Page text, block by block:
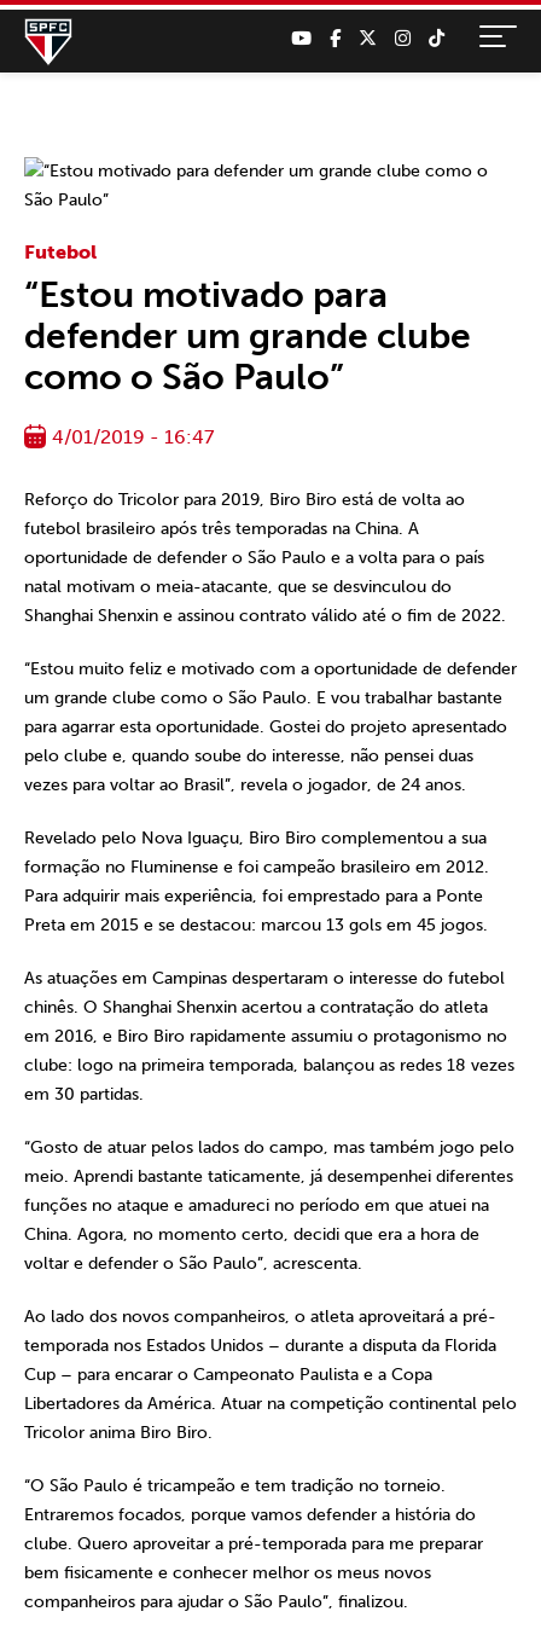
Futebol
“Estou motivado para
defender um grande clube
como o São Paulo”
4/01/2019 - 16:47
Reforço do Tricolor para 2019, Biro Biro está de volta ao
futebol brasileiro após três temporadas na China. A
oportunidade de defender o São Paulo e a volta para o país
natal motivam o meia-atacante, que se desvinculou do
Shanghai Shenxin e assinou contrato válido até o fim de 2022.
“Estou muito feliz e motivado com a oportunidade de defender
um grande clube como o São Paulo. E vou trabalhar bastante
para agarrar esta oportunidade. Gostei do projeto apresentado
pelo clube e, quando soube do interesse, não pensei duas
vezes para voltar ao Brasil”, revela o jogador, de 24 anos.
Revelado pelo Nova Iguaçu, Biro Biro complementou a sua
formação no Fluminense e foi campeão brasileiro em 2012.
Para adquirir mais experiência, foi emprestado para a Ponte
Preta em 2015 e se destacou: marcou 13 gols em 45 jogos.
As atuações em Campinas despertaram o interesse do futebol
chinês. O Shanghai Shenxin acertou a contratação do atleta
em 2016, e Biro Biro rapidamente assumiu o protagonismo no
clube: logo na primeira temporada, balançou as redes 18 vezes
em 30 partidas.
“Gosto de atuar pelos lados do campo, mas também jogo pelo
meio. Aprendi bastante taticamente, já desempenhei diferentes
funções no ataque e amadureci no período em que atuei na
China. Agora, no momento certo, decidi que era a hora de
voltar e defender o São Paulo”, acrescenta.
Ao lado dos novos companheiros, o atleta aproveitará a pré-
temporada nos Estados Unidos – durante a disputa da Florida
Cup – para encarar o Campeonato Paulista e a Copa
Libertadores da América. Atuar na competição continental pelo
Tricolor anima Biro Biro.
“O São Paulo é tricampeão e tem tradição no torneio.
Entraremos focados, porque vamos defender a história do
clube. Quero aproveitar a pré-temporada para me preparar
bem fisicamente e conhecer melhor os meus novos
companheiros para ajudar o São Paulo”, finalizou.